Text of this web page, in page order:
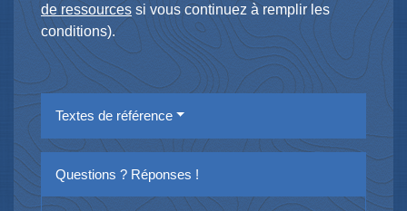
de ressources si vous continuez à remplir les
conditions).
Textes de référence
Questions ? Réponses !